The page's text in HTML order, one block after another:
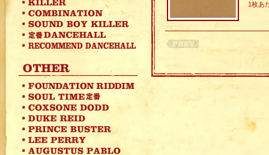
1枚あ